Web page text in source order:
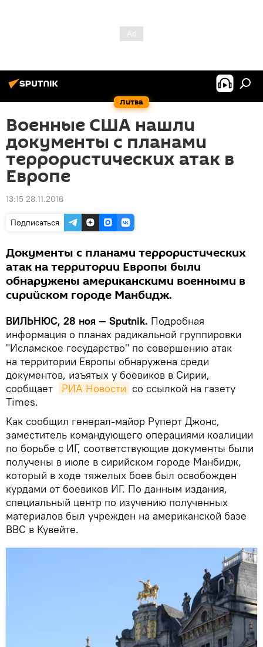
Литва
Военные США нашли
документы с планами
террористических атак в
Европе
13:15 28.11.2016
Подписаться
Документы с планами террористических
атак на территории Европы были
обнаружены американскими военными в
сирийском городе Манбидж.
ВИЛЬНЮС, 28 ноя — Sputnik. Подробная
информация о планах радикальной группировки
"Исламское государство" по совершению атак
на территории Европы обнаружена среди
документов, изъятых у боевиков в Сирии,
сообщает
РИА Новости со ссылкой на газету
Times.
Как сообщил генерал-майор Руперт Джонс,
заместитель командующего операциями коалиции
по борьбе с ИГ, соответствующие документы были
получены в июле в сирийском городе Манбидж,
который в ходе тяжелых боев был освобожден
курдами от боевиков ИГ. По данным издания,
специальный центр по изучению полученных
материалов был учрежден на американской базе
ВВС в Кувейте.